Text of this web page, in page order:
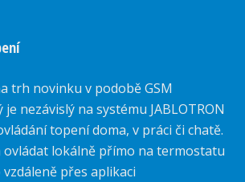
trh novinku v podobě GSM
nezávislý na systému JABLOTRON
topení doma, v práci či chatě.
ovládat lokálně přímo na termostatu
přes aplikaci